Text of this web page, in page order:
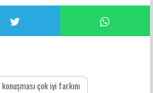
konuşması çok iyi farkını